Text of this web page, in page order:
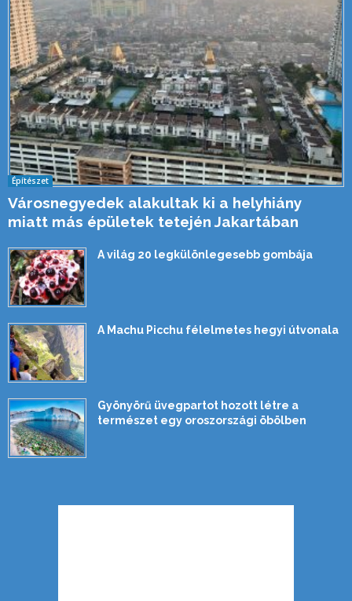
Építészet
Városnegyedek alakultak ki a helyhiány
miatt más épületek tetején Jakartában
A világ 20 legkülönlegesebb gombája
A Machu Picchu félelmetes hegyi útvonala
Gyönyörű üvegpartot hozott létre a
természet egy oroszországi öbölben